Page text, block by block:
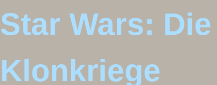
Star Wars: Die
Klonkriege